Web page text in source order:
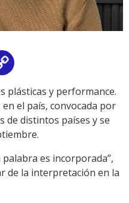
Link
plásticas y performance.
el país, convocada por
de distintos países y se
es incorporada”,
de la interpretación en la